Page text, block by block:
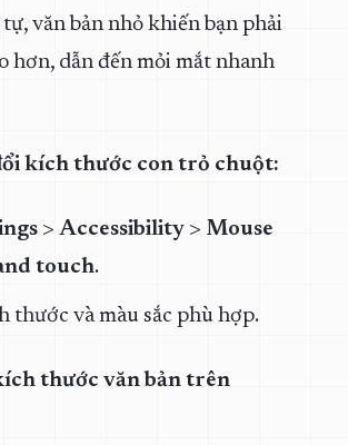
văn bản nhỏ khiến bạn phải
hơn, dẫn đến mỏi mắt nhanh
kích thước con trỏ chuột:
>Accessibility > Mouse
touch.
thước và màu sắc phù hợp.
thước văn bản trên